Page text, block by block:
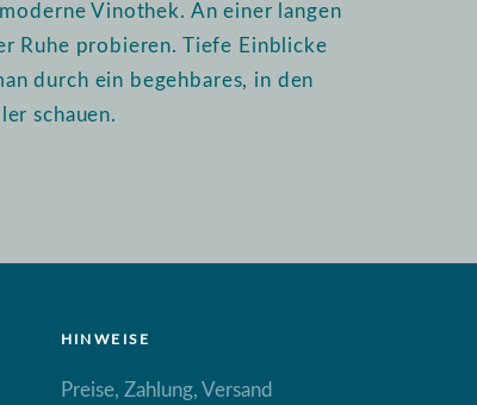
Vinothek. An einer langen
Ruhe probieren. Tiefe Einblicke
durch ein begehbares, in den
schauen.
HINWEISE
Preise, Zahlung, Versand